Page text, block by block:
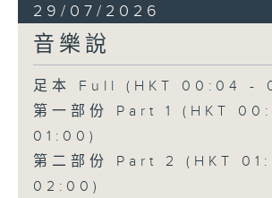
29/07/2026
音樂說
足本 Full (HKT 00:04 -
第一部份 Part 1 (HKT
01:00)
第二部份 Part 2 (HKT
02:00)